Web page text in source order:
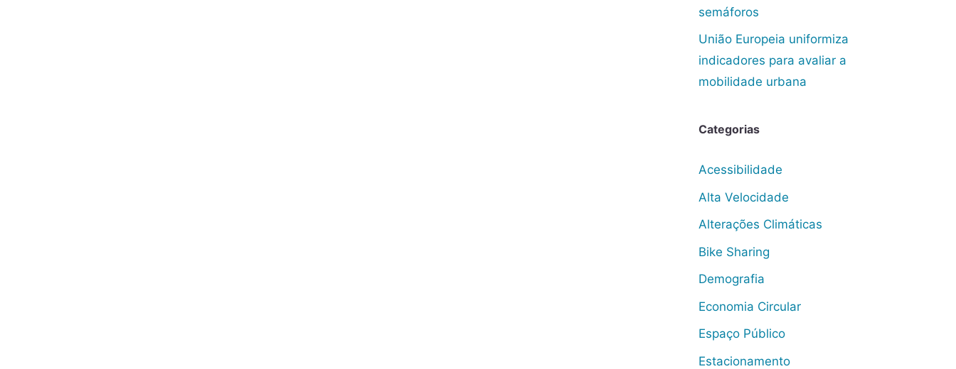
semáforos
União Europeia uniformiza
indicadores para avaliar a
mobilidade urbana
Categorias
Acessibilidade
Alta Velocidade
Alterações Climáticas
Bike Sharing
Demografia
Economia Circular
Espaço Público
Estacionamento